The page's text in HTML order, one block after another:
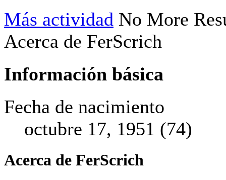
Más actividad No More
Acerca de FerScrich
Información básica
Fecha de nacimiento
octubre 17, 1951 (74)
Acerca de FerScrich